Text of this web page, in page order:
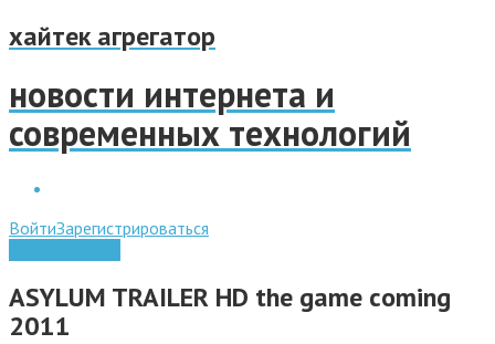
хайтек агрегатор
новости интернета и
современных технологий
ВойтиЗарегистрироваться
ASYLUM TRAILER HD the game coming
2011